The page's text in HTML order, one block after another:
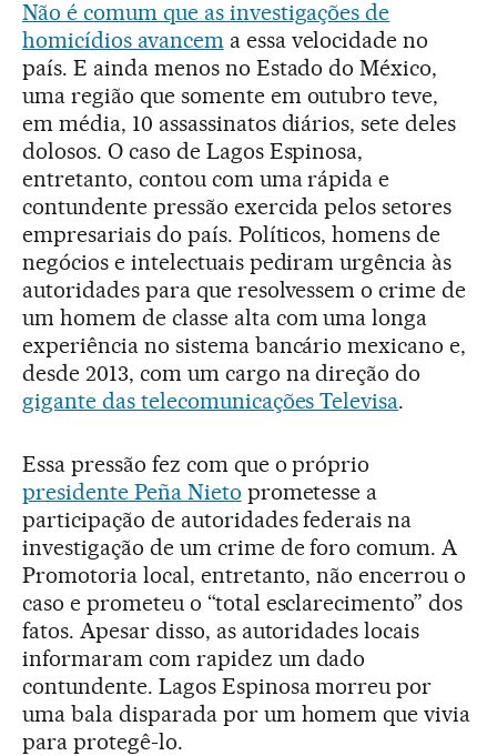
Não é comum que as investigações de
homicídios avancema essa velocidade no
país. E ainda menos no Estado do México,
uma região que somente em outubro teve,
em média, 10 assassinatos diários, sete deles
dolosos. O caso de Lagos Espinosa,
entretanto, contou com uma rápida e
contundente pressão exercida pelos setores
empresariais do país. Políticos, homens de
negócios e intelectuais pediram urgência às
autoridades para que resolvessem o crime de
um homem de classe alta com uma longa
experiência no sistema bancário mexicano e,
desde 2013, com um cargo na direção do
gigante das telecomunicações Televisa.
Essa pressão fez com que o próprio
presidente Peña Nieto prometesse a
participação de autoridades federais na
investigação de um crime de foro comum. A
Promotoria local, entretanto, não encerrou o
caso e prometeu o “total esclarecimento” dos
fatos. Apesar disso, as autoridades locais
informaram com rapidez um dado
contundente. Lagos Espinosa morreu por
uma bala disparada por um homem que vivia
para protegê-lo.